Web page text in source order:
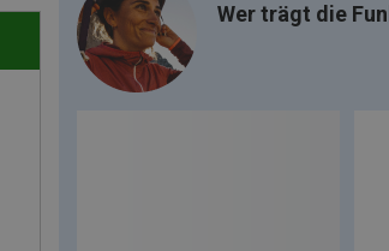
Wer trägt die